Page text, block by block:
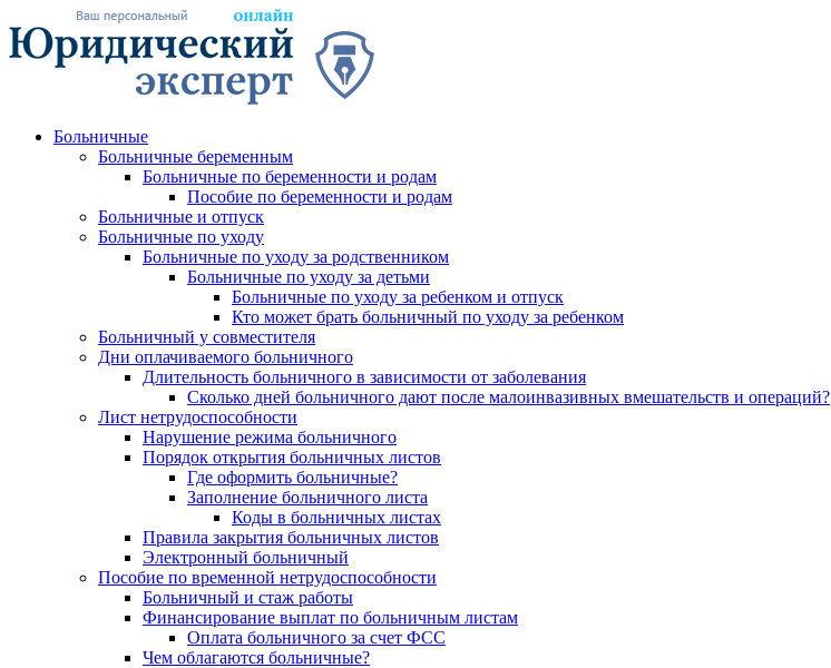
Больничные
Больничные беременным
Больничные по беременности и родам
Пособие по беременности и родам
Больничные и отпуск
Больничные по уходу
Больничные по уходу за родственником
Больничные по уходу за детьми
Больничные по уходу за ребенком и отпуск
Кто может брать больничный по уходу за ребенком
Больничный у совместителя
Дни оплачиваемого больничного
Длительность больничного в зависимости от заболевания
Сколько дней больничного дают после малоинвазивных вмешательств и операций?
Лист нетрудоспособности
Нарушение режима больничного
Порядок открытия больничных листов
Где оформить больничные?
Заполнение больничного листа
Коды в больничных листах
Правила закрытия больничных листов
Электронный больничный
Пособие по временной нетрудоспособности
Больничный и стаж работы
Финансирование выплат по больничным листам
Оплата больничного за счет ФСС
Чем облагаются больничные?